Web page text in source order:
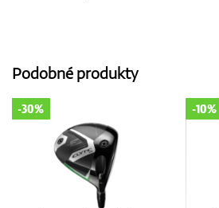
Podobné produkty
-10% -10%